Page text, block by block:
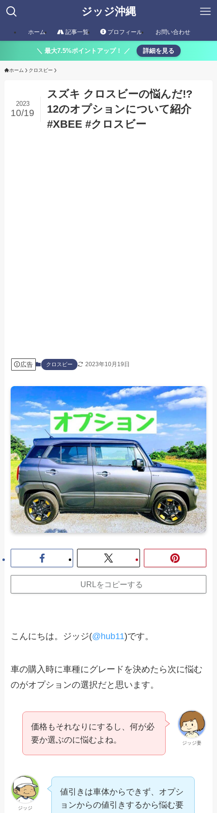
ジッジ沖縄
ホーム 記事一覧 プロフィール お問い合わせ
＼ 最大7.5%ポイントアップ！ ／ 詳細を見る
ホーム クロスビー
スズキ クロスビーの悩んだ!?
12のオプションについて紹介
#XBEE #クロスビー
2023
10/19
広告 クロスビー 2023年10月19日
URLをコピーする
こんにちは。ジッジ(@hub11)です。
車の購入時に車種にグレードを決めたら次に悩む
のがオプションの選択だと思います。
ジッジ妻
価格もそれなりにするし、何が必
要か選ぶのに悩むよね。
ジッジ
値引きは車体からできず、オプシ
ョンからの値引きするから悩む要